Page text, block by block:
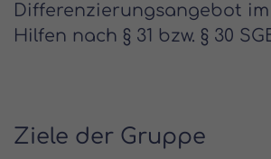
Differenzierungsangebot
Hilfen nach § 31 bzw. § 30 SGB
Ziele der Gruppe